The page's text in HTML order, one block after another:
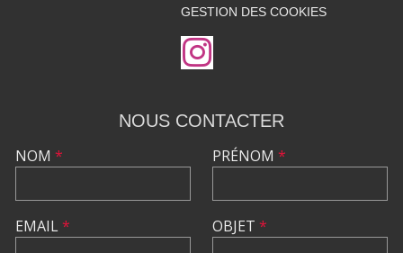
GESTION DES COOKIES
NOUS CONTACTER
NOM *
EMAIL*
PRÉNOM *
OBJET *